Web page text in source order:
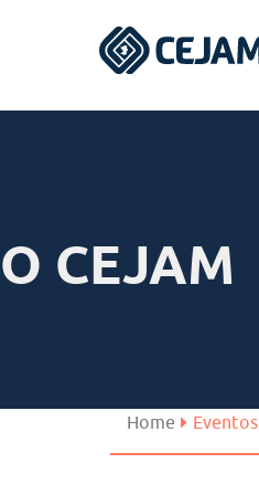
O CEJAM
Home Eventos